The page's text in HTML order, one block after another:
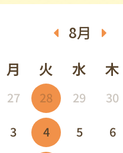
8月
月 火 水 木
27 28 29 30
3 4 5 6